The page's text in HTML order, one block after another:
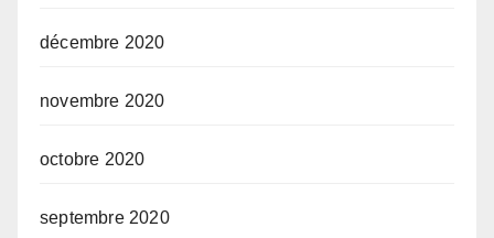
décembre 2020
novembre 2020
octobre 2020
septembre 2020